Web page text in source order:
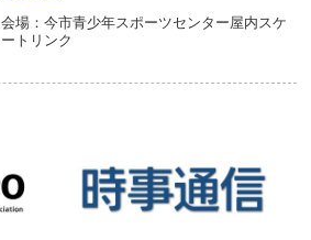
会場：今市青少年スポーツセンター屋内スケ
ートリンク